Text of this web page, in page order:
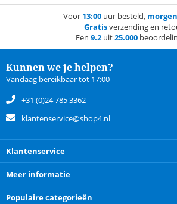
Voor 13:00uur besteld, morgen
Gratisverzending en
Een 9.2 uit25.000
Kunnen we je helpen?
Vandaag bereikbaar tot 17:00
+31 (0)24 785 3362
klantenservice@shop4.nl
Klantenservice
Meer informatie
Populaire categorieën